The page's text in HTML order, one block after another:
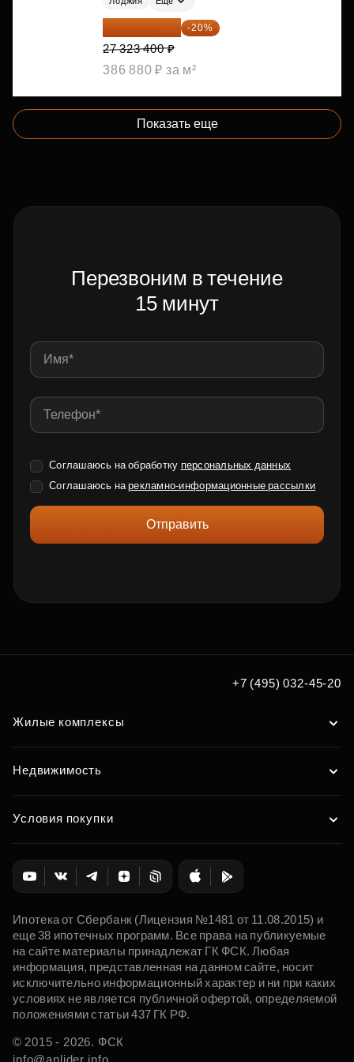
21 858 720 ₽ -20%
27 323 400 ₽
386 880 ₽ за м²
Показать еще
Перезвоним в течение
15 минут
Соглашаюсь на обработку персональных данных
Соглашаюсь нарекламно-информационные рассылки
Отправить
+7 (495) 032-45-20
Жилые комплексы
Недвижимость
Условия покупки
Ипотека от Сбербанк (Лицензия №1481 от 11.08.2015) и
еще 38 ипотечных программ. Все права на публикуемые
на сайте материалы принадлежат ГК ФСК. Любая
информация, представленная на данном сайте, носит
исключительно информационный характер и ни при каких
условиях не является публичной офертой, определяемой
положениями статьи 437 ГК РФ.
© 2015 - 2026. ФСК
info@anlider.info